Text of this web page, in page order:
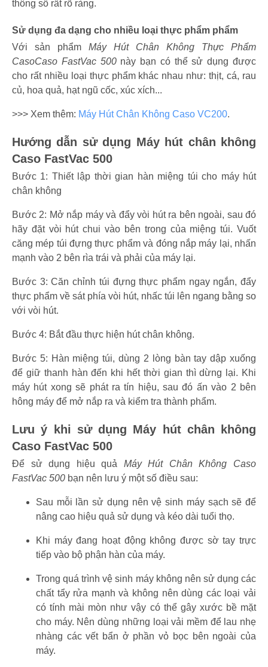
thông số rất rõ ràng.
Sử dụng đa dạng cho nhiều loại thực phẩm phẩm
Với sản phẩm Máy Hút Chân Không Thực Phẩm
CasoCaso FastVac 500này bạn có thể sử dụng được
cho rất nhiều loại thực phẩm khác nhau như: thịt, cá, rau
củ, hoa quả, hạt ngũ cốc, xúc xích...
>>> Xem thêm: Máy Hút Chân Không Caso VC200.
Hướng dẫn sử dụng Máy hút chân không
Caso FastVac 500
Bước 1: Thiết lập thời gian hàn miệng túi cho máy hút
chân không
Bước 2: Mở nắp máy và đẩy vòi hút ra bên ngoài, sau đó
hãy đặt vòi hút chui vào bên trong của miệng túi. Vuốt
căng mép túi đựng thực phẩm và đóng nắp máy lại, nhấn
mạnh vào 2 bên rìa trái và phải của máy lại.
Bước 3: Căn chỉnh túi đựng thực phẩm ngay ngắn, đẩy
thực phẩm về sát phía vòi hút, nhấc túi lên ngang bằng so
với vòi hút.
Bước 4: Bắt đầu thực hiện hút chân không.
Bước 5: Hàn miệng túi, dùng 2 lòng bàn tay dập xuống
để giữ thanh hàn đến khi hết thời gian thì dừng lại. Khi
máy hút xong sẽ phát ra tín hiệu, sau đó ấn vào 2 bên
hông máy để mở nắp ra và kiểm tra thành phẩm.
Lưu ý khi sử dụng Máy hút chân không
Caso FastVac 500
Để sử dụng hiệu quả Máy Hút Chân Không Caso
FastVac 500 bạn nên lưu ý một số điều sau:
Sau mỗi lần sử dụng nên vệ sinh máy sạch sẽ để
nâng cao hiệu quả sử dụng và kéo dài tuổi thọ.
Khi máy đang hoạt động không được sờ tay trực
tiếp vào bộ phận hàn của máy.
Trong quá trình vệ sinh máy không nên sử dụng các
chất tẩy rửa mạnh và không nên dùng các loại vải
có tính mài mòn như vậy có thể gây xước bề mặt
cho máy. Nên dùng những loại vải mềm để lau nhẹ
nhàng các vết bẩn ở phần vỏ bọc bên ngoài của
máy.